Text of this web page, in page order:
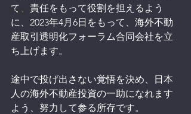
中国
て、責任をもって役割を担えるよう
に、2023年4月6日をもって、海外不動
産取引透明化フォーラム合同会社を立
ち上げます。
途中で投げ出さない覚悟を決め、日本
人の海外不動産投資の一助になれます
よう、努力して参る所存です。